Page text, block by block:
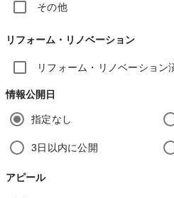
その他
リフォーム・リノベーション
リフォーム・リノベーション
情報公開日
指定なし
3日以内に公開
アピール